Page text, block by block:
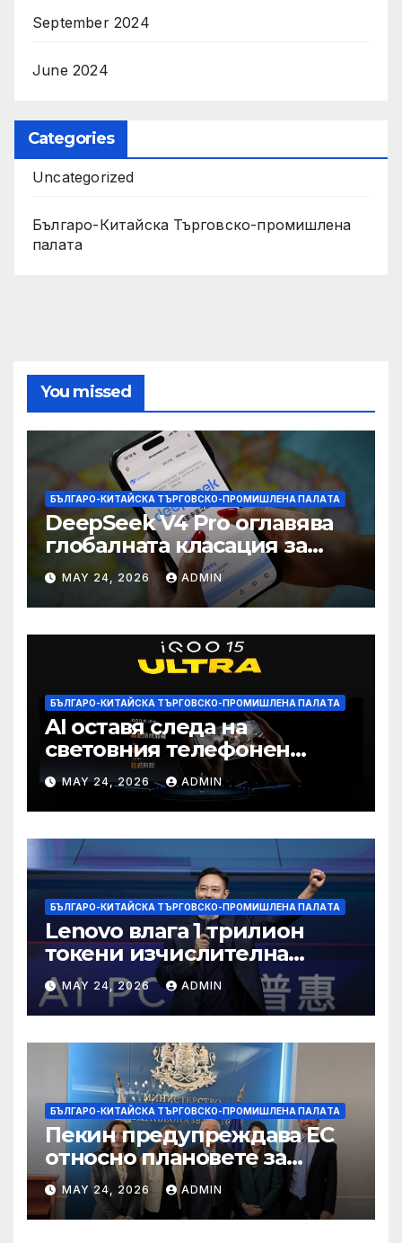
September 2024
June 2024
Categories
Uncategorized
Българо-Китайска Търговско-промишлена
палaта
You missed
БЪЛГАРО-КИТАЙСКА ТЪРГОВСКО-ПРОМИШЛЕНА ПАЛAТА
DeepSeek V4 Pro оглавява
глобалната класация за
печалба след 75%
намаление на цената
MAY 24, 2026 ADMIN
БЪЛГАРО-КИТАЙСКА ТЪРГОВСКО-ПРОМИШЛЕНА ПАЛAТА
AI оставя следа на
световния телефонен
пазар
MAY 24, 2026 ADMIN
БЪЛГАРО-КИТАЙСКА ТЪРГОВСКО-ПРОМИШЛЕНА ПАЛAТА
Lenovo влага 1 трилион
токени изчислителна
мощност в AI екосистемата
MAY 24, 2026 ADMIN
БЪЛГАРО-КИТАЙСКА ТЪРГОВСКО-ПРОМИШЛЕНА ПАЛAТА
Пекин предупреждава ЕС
относно плановете за
насочване към китайски
продукти
MAY 24, 2026 ADMIN